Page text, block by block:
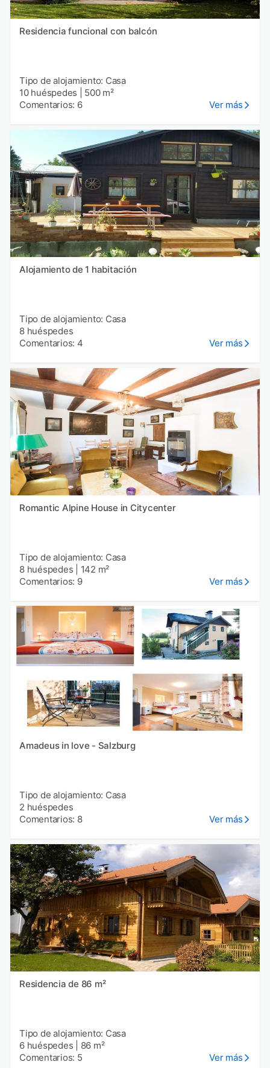
Residencia funcional con balcón
Tipo de alojamiento: Casa
10 huéspedes
500 m²
Comentarios: 6
Ver más
Alojamiento de 1 habitación
Tipo de alojamiento: Casa
8 huéspedes
Comentarios: 4
Ver más
Romantic Alpine House in Citycenter
Tipo de alojamiento: Casa
8 huéspedes
142 m²
Comentarios: 9
Ver más
Amadeus in love - Salzburg
Tipo de alojamiento: Casa
2 huéspedes
Comentarios: 8
Ver más
Residencia de 86 m²
Tipo de alojamiento: Casa
6 huéspedes
86 m²
Comentarios: 5
Ver más